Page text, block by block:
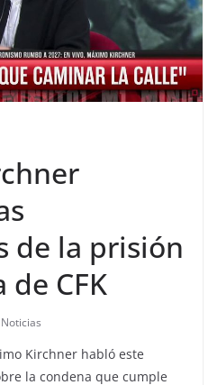
de la prisión
CFK
Kirchner habló este
la condena que cumple